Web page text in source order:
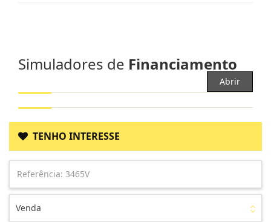
Simuladores de Financiamento
Abrir
TENHO INTERESSE
Venda